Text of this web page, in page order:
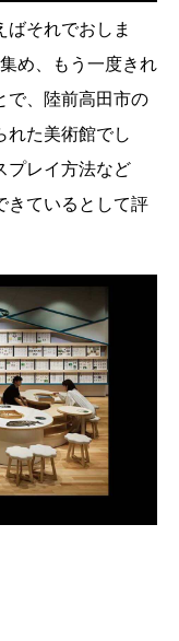
ばそれでおしま
め、もう一度きれ
で、陸前高田市の
れた美術館でし
プレイ方法など
きているとして評